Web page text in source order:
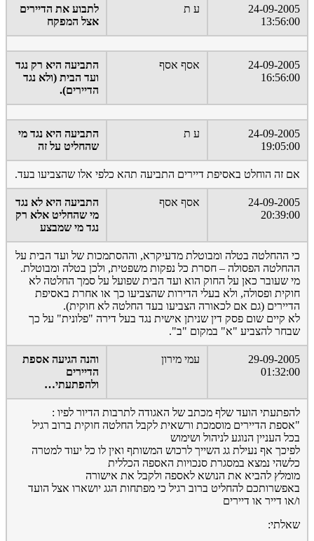
24-09-2005
13:56:00
ע ת
לתבוע את הדיירים
אצל המפקח
24-09-2005
16:56:00
אסף אסף
התביעה היא רק נגד
ועד הבית (ולא נגד
הדיירים).
24-09-2005
19:05:00
ע ת
התביעה היא נגד מי
שהחליט על זה
אם זה הוחלט באסיפת דיירים התביעה תהא כלפי אלו שהצביעו בעד.
24-09-2005
20:39:00
אסף אסף
התביעה היא לא נגד
מי שהחליט אלא רק
נגד מי שמבצע
כי ההחלטה בטלה ומבוטלת מדעיקרא, וההסתמכות של ועד הבית על
ההחלטה הפסולה – חסרת כל נפקות משפטית, ולכן בטלה ומבוטלת.
מי שעובר כאן על החוק הוא ועד הבית שפועל על סמך החלטה לא
חוקית ופסולה, ולא בעלי הדירות שהצביעו כך או אחרת באסיפת
הדיירים (גם אם לכאורה הצביעו בעד החלטה לא חוקית).
לא קיים שום פסק דין שניתן אישית נגד בעל דירה "פלונית" על כך
שבחר להצביע "א" במקום "ב".
29-09-2005
01:32:00
עמי מירון
והנה הגיעה אספת
הדיירים
ולהפתעתי…
להפתעתי הועד שלף מכתב של האגודה לתרבות הדיור לפיו :
"אספת הדיירים מוסמכת ורשאית לקבל החלטה חוקית ברוב רגיל
בכל העניין הנוגע לניהול ושימוש
לפיכך אף נעילת גג השייך לרכוש המשותף ואין לו כל יעוד למטרה
כלשהי נמצא במסגרת סנכויות האספה הכללית
מומלץ להביא את הנושא לאספה ולקבל את אישורה
באפשרותכם להחליט ברוב רגיל כי מפתחות הגג יושארו אצל הועד
ו/או דייר או דיירים
שאלתי: